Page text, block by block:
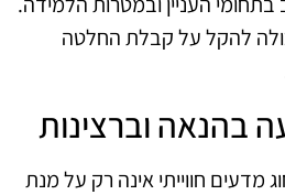
להקל על קבלת החלטה
בהנאה וברצינות
מדעים חווייתי אינה רק על מנת